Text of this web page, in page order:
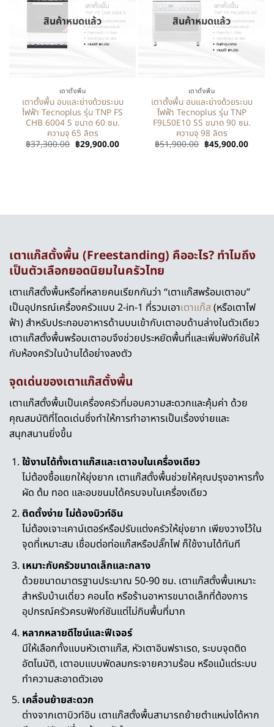
สินค้าหมดแล้ว
เตาตั้งพื้น
เตาตั้งพื้น อบและย่างด้วยระบบ
ไฟฟ้า Tecnoplus รุ่น TNP FS
CHB 6004 S ขนาด 60 ซม.
ความจุ 65 ลิตร
฿37,300.00 ฿29,900.00
สินค้าหมดแล้ว
เตาตั้งพื้น
เตาตั้งพื้น อบและย่างด้วยระบบ
ไฟฟ้า Tecnoplus รุ่น TNP
F9L50E10 SS ขนาด 90 ซม.
ความจุ 98 ลิตร
฿51,900.00 ฿45,900.00
เตาแก๊สตั้งพื้น (Freestanding) คืออะไร? ทำไมถึง
เป็นตัวเลือกยอดนิยมในครัวไทย
เตาแก๊สตั้งพื้นหรือที่หลายคนเรียกกันว่า “เตาแก๊สพร้อมเตาอบ”
เป็นอุปกรณ์เครื่องครัวแบบ 2-in-1 ที่รวมเอาเตาแก๊ส(หรือเตาไฟ
ฟ้า) สำหรับประกอบอาหารด้านบนเข้ากับเตาอบด้านล่างในตัวเดียว
เตาแก๊สตั้งพื้นพร้อมเตาอบจึงช่วยประหยัดพื้นที่และเพิ่มฟังก์ชันให้
กับห้องครัวในบ้านได้อย่างลงตัว
จุดเด่นของเตาแก๊สตั้งพื้น
เตาแก๊สตั้งพื้นเป็นเครื่องครัวที่มอบความสะดวกและคุ้มค่า ด้วย
คุณสมบัติที่โดดเด่นซึ่งทำให้การทำอาหารเป็นเรื่องง่ายและ
สนุกสนานยิ่งขึ้น
ใช้งานได้ทั้งเตาแก๊สและเตาอบในเครื่องเดียว
ไม่ต้องซื้อแยกให้ยุ่งยาก เตาแก๊สตั้งพื้นช่วยให้คุณปรุงอาหารทั้ง
ผัด ต้ม ทอด และอบขนมได้ครบจบในเครื่องเดียว
ติดตั้งง่าย ไม่ต้องบิวท์อิน
ไม่ต้องเจาะเคาน์เตอร์หรือปรับแต่งครัวให้ยุ่งยาก เพียงวางไว้ใน
จุดที่เหมาะสม เชื่อมต่อท่อแก๊สหรือปลั๊กไฟ ก็ใช้งานได้ทันที
เหมาะกับครัวขนาดเล็กและกลาง
ด้วยขนาดมาตรฐานประมาณ 50-90 ซม. เตาแก๊สตั้งพื้นเหมาะ
สำหรับบ้านเดี่ยว คอนโด หรือร้านอาหารขนาดเล็กที่ต้องการ
อุปกรณ์ครัวครบฟังก์ชันแต่ไม่กินพื้นที่มาก
หลากหลายดีไซน์และฟีเจอร์
มีให้เลือกทั้งแบบหัวเตาแก๊ส, หัวเตาอินฟราเรด, ระบบจุดติด
อัตโนมัติ, เตาอบแบบพัดลมกระจายความร้อน หรือแม้แต่ระบบ
ทำความสะอาดตัวเอง
เคลื่อนย้ายสะดวก
ต่างจากเตาบิวท์อิน เตาแก๊สตั้งพื้นสามารถย้ายตำแหน่งได้หาก